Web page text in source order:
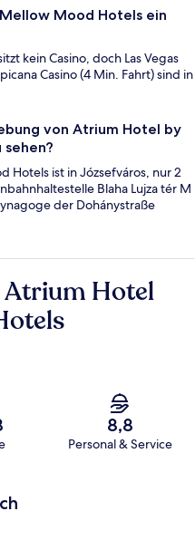
Mood Hotels ein
kein Casino, doch Las Vegas
Casino (4 Min. Fahrt) sind in
von Atrium Hotel by
Hotels ist in Józsefváros, nur 2
Blaha Lujza tér M
der Dohánystraße
Atrium Hotel
8,8
Personal & Service